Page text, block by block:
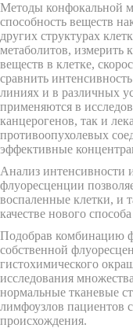
Методы конфокальной
способность веществ
других структурах
метаболитов, измерить
веществ в клетке,
сравнить
линиях и в различных
применяются в
канцерогенов, так и
противоопухолевых
эффективные
Анализ интенсивности
флуоресценции
воспаленные клетки, и
качестве нового
Подобрав комбинацию
собственной
гистохимического
исследования
нормальные тканевые
лимфоузлов пациентов
происхождения.